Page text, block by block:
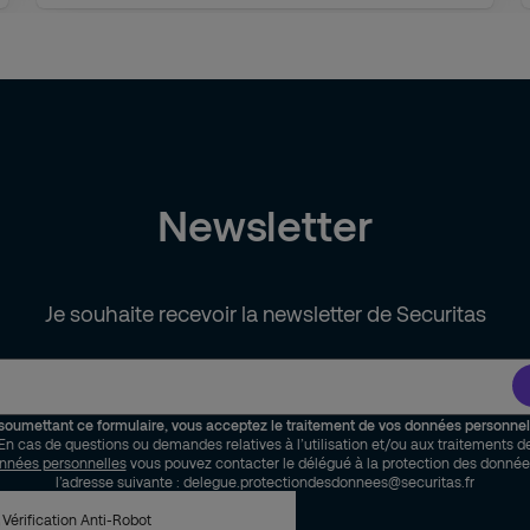
Newsletter
Je souhaite recevoir la newsletter de Securitas
ce formulaire, vous acceptez le traitement de vos données
En cas de questions ou demandes relatives à l’utilisation et/ou aux traitements
personnellesvous pouvez contacter le délégué à la protection des
l’adresse suivante : delegue.protectiondesdonnees@securitas.fr
Vérification Anti-Robot